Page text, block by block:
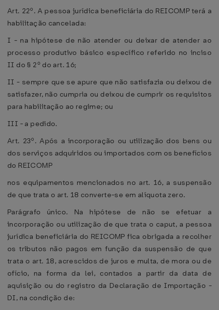
Art. 22º. A pessoa jurídica beneficiária do REICOMP terá a
habilitação cancelada:
I - na hipótese de não atender ou deixar de atender ao
processo produtivo básico específico referido no inciso
II do § 2º do art. 16;
II - sempre que se apure que não satisfazia ou deixou de
satisfazer, não cumpria ou deixou de cumprir os requisitos
para habilitação ao regime; ou
III - a pedido.
Art. 23º. Após a incorporação ou utilização dos bens ou
dos serviços adquiridos ou importados com os benefícios
do REICOMP
nos equipamentos mencionados no art. 16, a suspensão
de que trata o art. 18 converte-se em alíquota zero.
Parágrafo único. Na hipótese de não se efetuar a
incorporação ou utilização de que trata o caput, a pessoa
jurídica beneficiária do REICOMP fica obrigada a recolher
os tributos não pagos em função da suspensão de que
trata o art. 18, acrescidos de juros e multa, de mora ou de
ofício, na forma da lei, contados a partir da data de
aquisição ou do registro da Declaração de Importação -
DI, na condição de: